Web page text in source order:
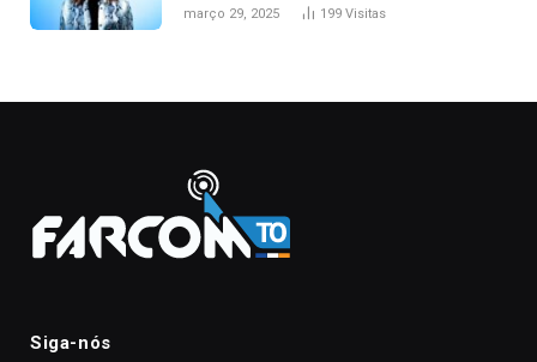
março 29, 2025 199 Visitas
Siga-nós